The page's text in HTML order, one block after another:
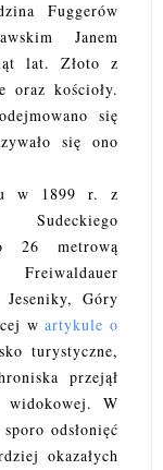
Fuggerów
Janem
lat. Złoto z
oraz kościoły.
się
się ono
w 1899 r. z
Sudeckiego
26 metrową
Freiwaldauer
Góry
wartykule o
turystyczne,
przejął
W
odsłonięć
okazałych